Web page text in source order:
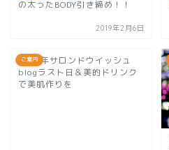
の太ったBODY引き締め！！
2019年2月6日
ご案内
2018年サロンドウイッシュ
blogラスト日＆美的ドリンク
で美肌作りを